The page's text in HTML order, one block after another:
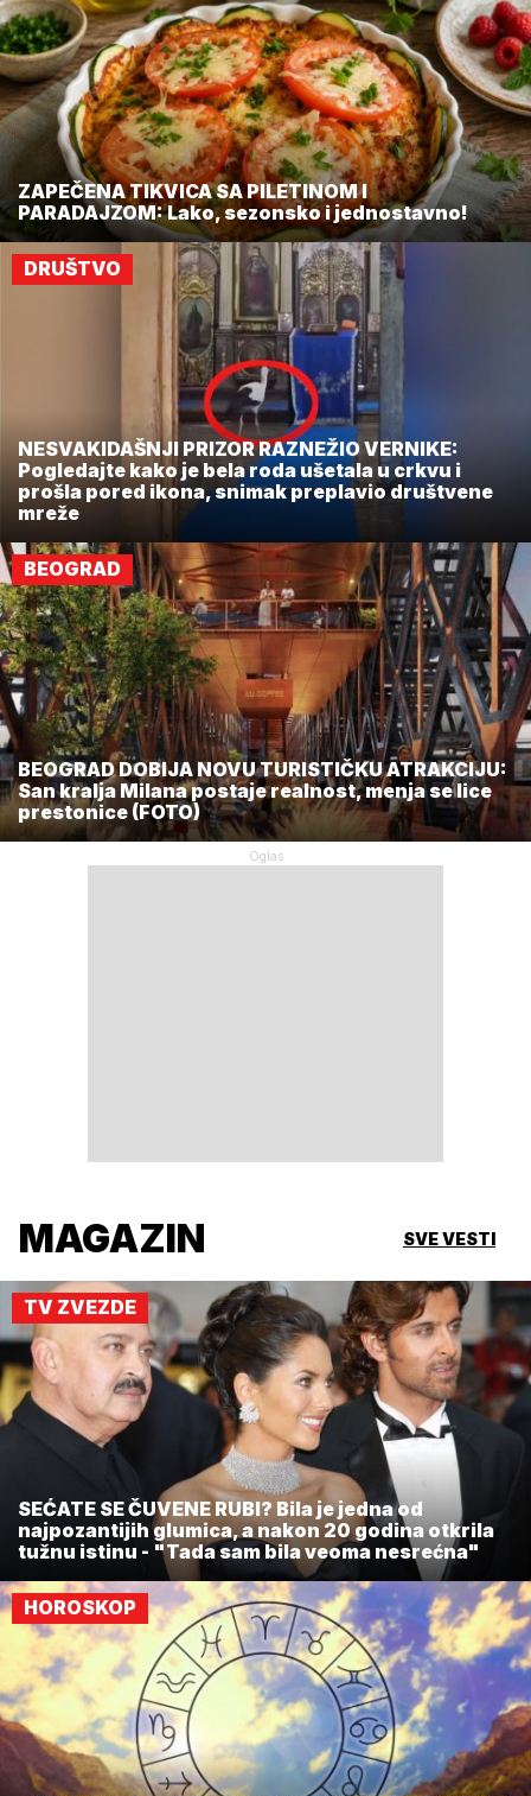
ZAPEČENA TIKVICA SA PILETINOM I
PARADAJZOM: Lako, sezonsko i jednostavno!
DRUŠTVO
NESVAKIDAŠNJI PRIZOR RAZNEŽIO VERNIKE:
Pogledajte kako je bela roda ušetala u crkvu i
prošla pored ikona, snimak preplavio društvene
mreže
BEOGRAD
BEOGRAD DOBIJA NOVU TURISTIČKU ATRAKCIJU:
San kralja Milana postaje realnost, menja se lice
prestonice (FOTO)
MAGAZIN SVE VESTI
TV ZVEZDE
SEĆATE SE ČUVENE RUBI? Bila je jedna od
najpozantijih glumica, a nakon 20 godina otkrila
tužnu istinu - "Tada sam bila veoma nesrećna"
HOROSKOP